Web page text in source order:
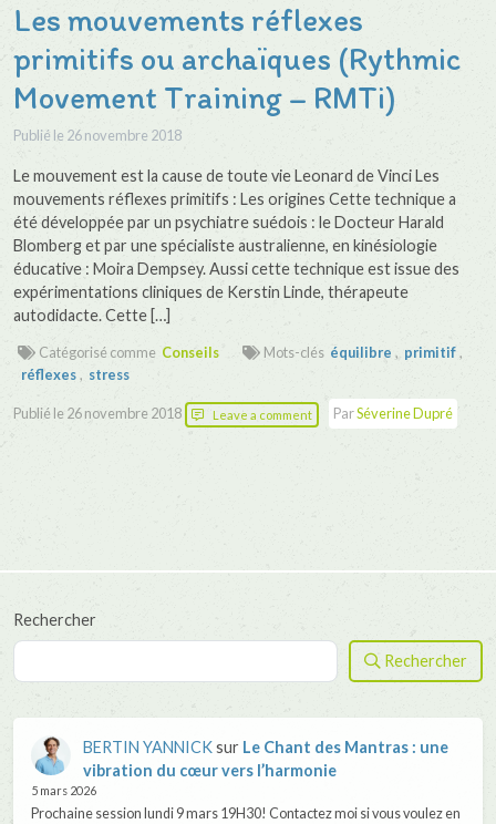
Les mouvements réflexes
primitifs ou archaïques (Rythmic
Movement Training – RMTi)
Publié le 26 novembre 2018
Le mouvement est la cause de toute vie Leonard de Vinci Les
mouvements réflexes primitifs : Les origines Cette technique a
été développée par un psychiatre suédois : le Docteur Harald
Blomberg et par une spécialiste australienne, en kinésiologie
éducative : Moira Dempsey. Aussi cette technique est issue des
expérimentations cliniques de Kerstin Linde, thérapeute
autodidacte. Cette […]
Catégorisé comme Conseils Mots-clés équilibre , primitif,
réflexes, stress
Publié le 26 novembre 2018 Leave a comment ParSéverine Dupré
Rechercher
Rechercher
BERTIN YANNICKsur Le Chant des Mantras : une
vibration du cœur vers l’harmonie
5 mars 2026
Prochaine session lundi 9 mars 19H30! Contactez moi si vous voulez en